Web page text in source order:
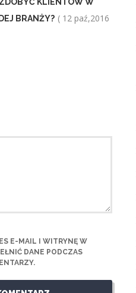
BRANŻY? ( 12 paź,2016
E-MAIL I WITRYNĘ W
DANE PODCZAS